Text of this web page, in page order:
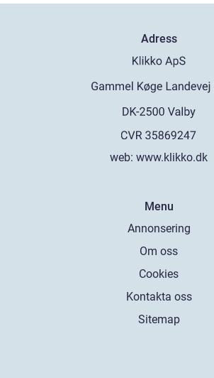
Adress
web: www.klikko.dk
Menu
Annonsering
Om oss
Cookies
Kontakta oss
Sitemap